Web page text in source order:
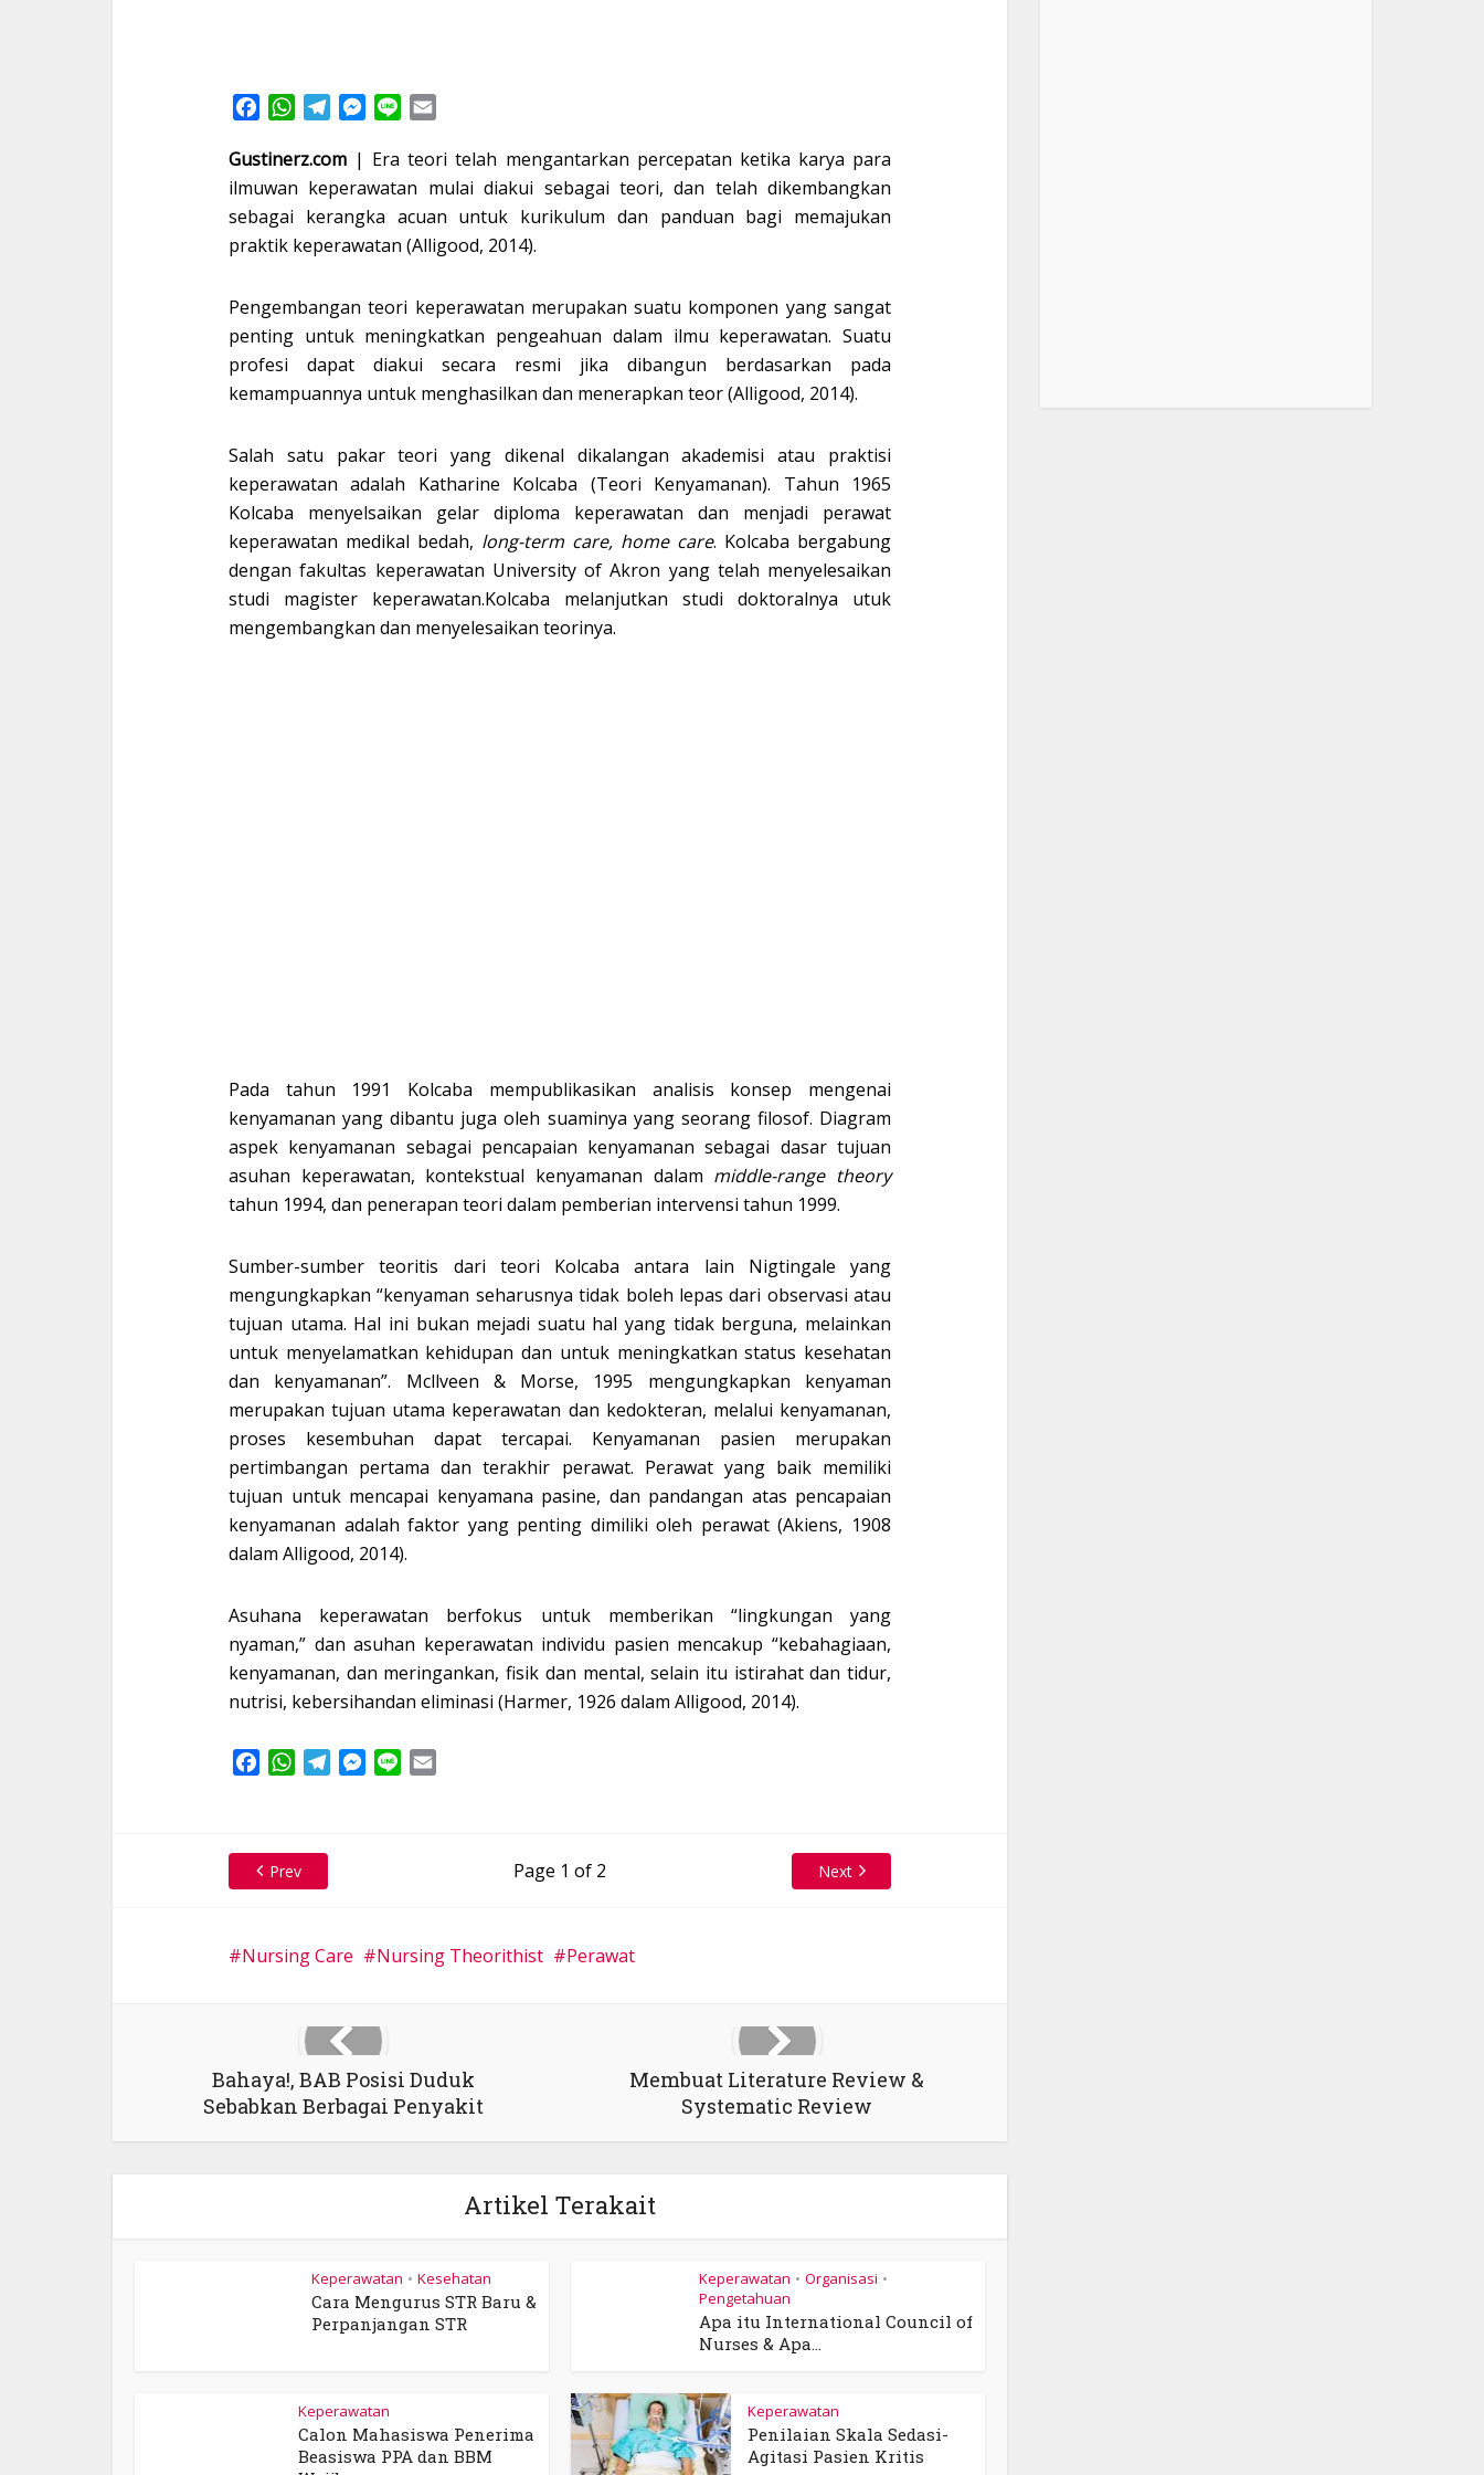
FacebookWhatsApp
TelegramMessenger
Line
Gustinerz.com | Era teori telah mengantarkan percepatan ketika karya para
ilmuwan keperawatan mulai diakui sebagai teori, dan telah dikembangkan
sebagai kerangka acuan untuk kurikulum dan panduan bagi memajukan
praktik keperawatan (Alligood, 2014).
Pengembangan teori keperawatan merupakan suatu komponen yang sangat
penting untuk meningkatkan pengeahuan dalam ilmu keperawatan. Suatu
profesi dapat diakui secara resmi jika dibangun berdasarkan pada
kemampuannya untuk menghasilkan dan menerapkan teor (Alligood, 2014).
Salah satu pakar teori yang dikenal dikalangan akademisi atau praktisi
keperawatan adalah Katharine Kolcaba (Teori Kenyamanan). Tahun 1965
Kolcaba menyelsaikan gelar diploma keperawatan dan menjadi perawat
keperawatan medikal bedah, long-term care, home care. Kolcaba bergabung
dengan fakultas keperawatan University of Akron yang telah menyelesaikan
studi magister keperawatan.Kolcaba melanjutkan studi doktoralnya utuk
mengembangkan dan menyelesaikan teorinya.
Pada tahun 1991 Kolcaba mempublikasikan analisis konsep mengenai
kenyamanan yang dibantu juga oleh suaminya yang seorang filosof. Diagram
aspek kenyamanan sebagai pencapaian kenyamanan sebagai dasar tujuan
asuhan keperawatan, kontekstual kenyamanan dalam middle-range theory
tahun 1994, dan penerapan teori dalam pemberian intervensi tahun 1999.
Sumber-sumber teoritis dari teori Kolcaba antara lain Nigtingale yang
mengungkapkan “kenyaman seharusnya tidak boleh lepas dari observasi atau
tujuan utama. Hal ini bukan mejadi suatu hal yang tidak berguna, melainkan
untuk menyelamatkan kehidupan dan untuk meningkatkan status kesehatan
dan kenyamanan”. Mcllveen & Morse, 1995 mengungkapkan kenyaman
merupakan tujuan utama keperawatan dan kedokteran, melalui kenyamanan,
proses kesembuhan dapat tercapai. Kenyamanan pasien merupakan
pertimbangan pertama dan terakhir perawat. Perawat yang baik memiliki
tujuan untuk mencapai kenyamana pasine, dan pandangan atas pencapaian
kenyamanan adalah faktor yang penting dimiliki oleh perawat (Akiens, 1908
dalam Alligood, 2014).
Asuhana keperawatan berfokus untuk memberikan “lingkungan yang
nyaman,” dan asuhan keperawatan individu pasien mencakup “kebahagiaan,
kenyamanan, dan meringankan, fisik dan mental, selain itu istirahat dan tidur,
nutrisi, kebersihandan eliminasi (Harmer, 1926 dalam Alligood, 2014).
FacebookWhatsApp
TelegramMessenger
Line
Page 1 of 2
Prev Next
Nursing Care Nursing Theorithist Perawat
Bahaya!, BAB Posisi Duduk
Sebabkan Berbagai Penyakit
Membuat Literature Review &
Systematic Review
Artikel Terakait
Keperawatan • Kesehatan
Cara Mengurus STR Baru &
Perpanjangan STR
Keperawatan • Organisasi •
Pengetahuan
Apa itu International Council of
Nurses & Apa...
Keperawatan
Calon Mahasiswa Penerima
Beasiswa PPA dan BBM
Keperawatan
Penilaian Skala Sedasi-
Agitasi Pasien Kritis